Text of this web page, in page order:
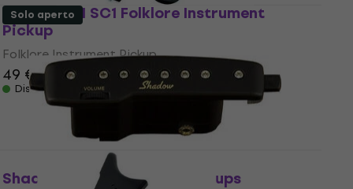
Shadow SH SC1 Folklore Instrument
Pickup
Folklore Instrument Pickup
49 €50 €
Disponibile
Solo aperto
Shadow SH-145BL Black Pickups